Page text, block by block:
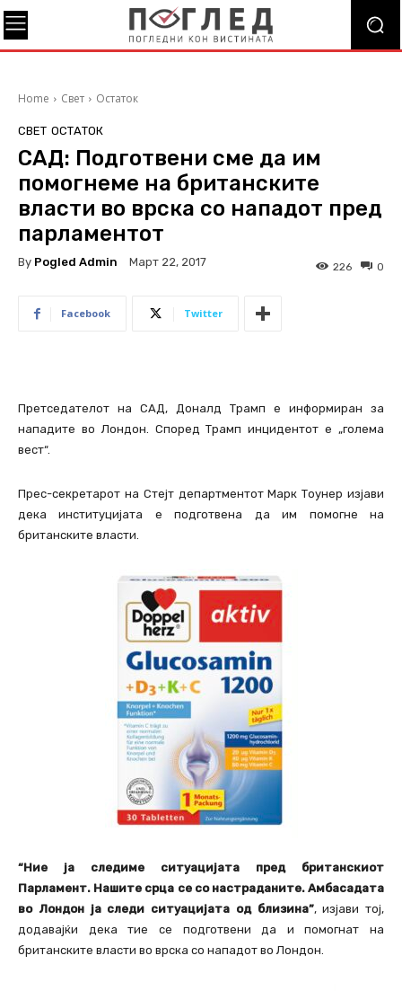
Home Свет Остаток
СВЕТ ОСТАТОК
САД: Подготвени сме да им
помогнеме на британските
власти во врска со нападот пред
парламентот
By Pogled Admin Март 22, 2017 0
226
Facebook Twitter
Претседателот на САД, Доналд Трамп e информиран за
нападите во Лондон. Според Трамп инцидентот е „голема
вест“.
Прес-секретарот на Стејт департментот Марк Тоунер изјави
дека институцијата е подготвена да им помогне на
британските власти.
“Ние ја следиме ситуацијата пред британскиот
Парламент. Нашите срца се со настраданите. Амбасадата
во Лондон ja следи ситуацијата од близина”, изјави тој,
додавајќи дека тие се подготвени да и помогнат на
британските власти во врска со нападот во Лондон.